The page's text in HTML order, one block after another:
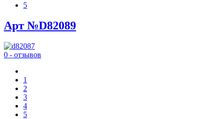
5
Арт №D82089
0 - отзывов
1
2
3
4
5